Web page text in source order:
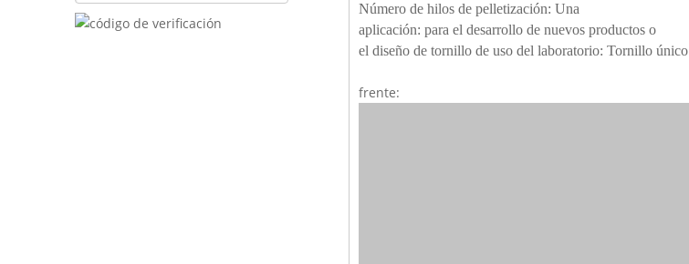
Número de hilos de pelletización: Una
aplicación: para el desarrollo de nuevos productos o
el diseño de tornillo de uso del laboratorio: Tornillo único
frente: